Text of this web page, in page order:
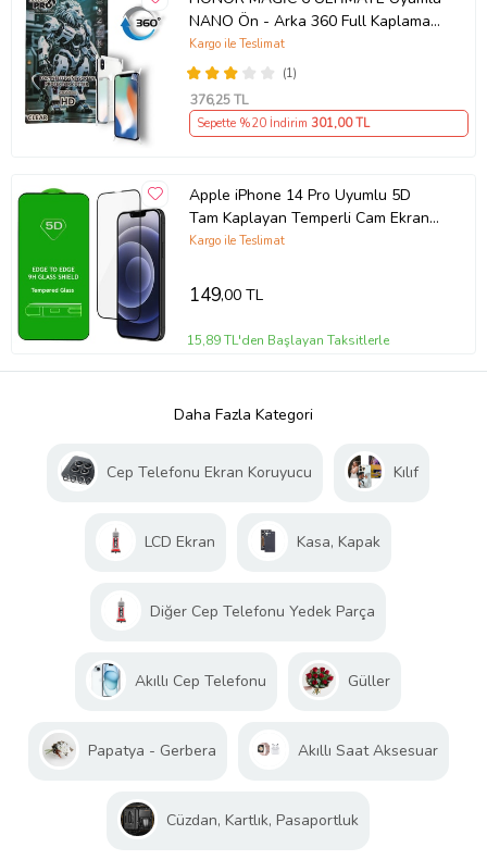
NANO Ön - Arka 360 Full Kaplama
Hd Ekran Koruyucu Darbe Emici -
MAXXPRO
(1)
Kargo ile Teslimat
376,25 TL
Sepette %20 İndirim 301,00 TL
Apple iPhone 14 Pro Uyumlu 5D
Tam Kaplayan Temperli Cam Ekran
Koruyucu
Kargo ile Teslimat
149,00 TL
15,89 TL'den Başlayan Taksitlerle
Daha Fazla Kategori
Cep Telefonu Ekran Koruyucu Kılıf
LCD Ekran Kasa, Kapak
Diğer Cep Telefonu Yedek Parça
Akıllı Cep Telefonu Güller
Papatya - Gerbera Akıllı Saat Aksesuar
Cüzdan, Kartlık, Pasaportluk